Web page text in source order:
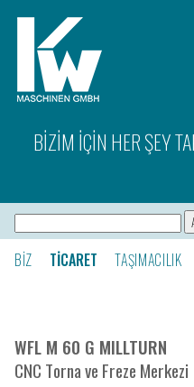
BIZIM IÇIN HER ŞEY
BIZ
TICARET TAŞIMACILIK
WFL M 60 G MILLTURN
CNC Torna ve Freze Merkezi